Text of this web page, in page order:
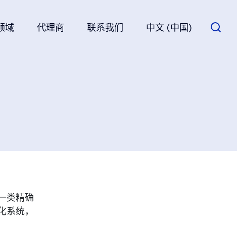
域 代理商 联系我们 中文 (中国)
类精确
统，